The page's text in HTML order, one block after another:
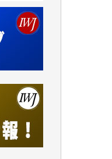
非会員
メラマ
ツが失
しでも
T.M.